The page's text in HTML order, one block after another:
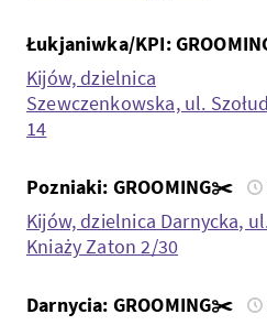
Łukjaniwka/KPI:
Kijów, dzielnica
Szewczenkowska, ul.
14
Pozniaki: GROOMING✂️
Kijów, dzielnica Darnycka,
Kniaży Zaton 2/30
Darnycia: GROOMING✂️